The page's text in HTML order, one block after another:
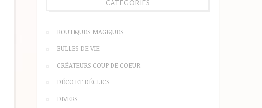
CATÉGORIES
BOUTIQUES MAGIQUES
BULLES DE VIE
CRÉATEURS COUP DE COEUR
DÉCO ET DÉCLICS
DIVERS